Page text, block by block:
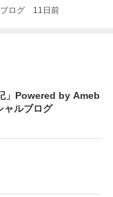
ログ 11日前
」Powered by Ameb
ャルブログ